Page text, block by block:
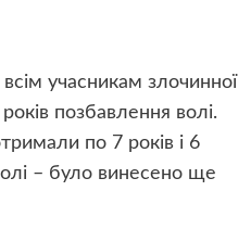
учасникам злочинної
позбавлення волі.
по 7 років і 6
– було винесено ще